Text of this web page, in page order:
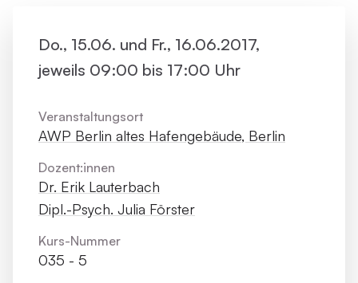
Do., 15.06. und Fr., 16.06.2017,
jeweils 09:00 bis 17:00 Uhr
Veranstaltungsort
AWP Berlin altes Hafengebäude, Berlin
Dozent:innen
Dr. Erik Lauterbach
Dipl.-Psych. Julia Förster
Kurs-Nummer
035 - 5